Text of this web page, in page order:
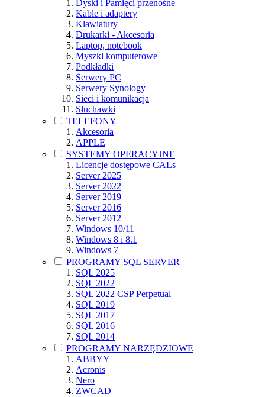
Dyski i Pamięci przenośne
Kable i adaptery
Klawiatury
Drukarki - Akcesoria
Laptop, notebook
Myszki komputerowe
Podkładki
Serwery PC
Serwery Synology
Sieci i komunikacja
Słuchawki
TELEFONY
Akcesoria
APPLE
SYSTEMY OPERACYJNE
Licencje dostępowe CALs
Server 2025
Server 2022
Server 2019
Server 2016
Server 2012
Windows 10/11
Windows 8 i 8.1
Windows 7
PROGRAMY SQL SERVER
SQL 2025
SQL 2022
SQL 2022 CSP Perpetual
SQL 2019
SQL 2017
SQL 2016
SQL 2014
PROGRAMY NARZĘDZIOWE
ABBYY
Acronis
Nero
ZWCAD